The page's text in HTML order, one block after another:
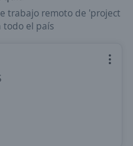
trabajo remoto de 'project
todo el país